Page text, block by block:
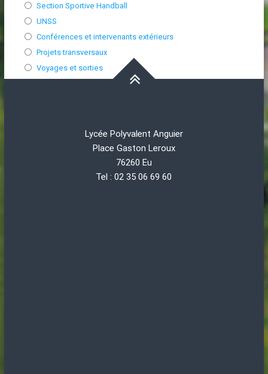
Section Sportive Handball
UNSS
Conférences et intervenants extérieurs
Projets transversaux
Voyages et sorties
Lycée Polyvalent Anguier
Place Gaston Leroux
76260 Eu
Tel : 02 35 06 69 60